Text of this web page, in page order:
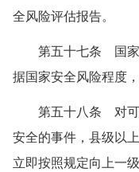
全风险评估报告。
第五十七条 国家
据国家安全风险程度
第五十八条 对可
安全的事件，县级以
立即按照规定向上一